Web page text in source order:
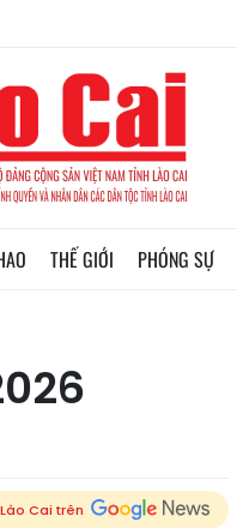
THẾ GIỚI PHÓNG SỰ
Cai trên